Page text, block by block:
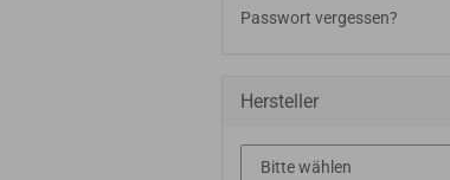
Passwort vergessen?
Hersteller